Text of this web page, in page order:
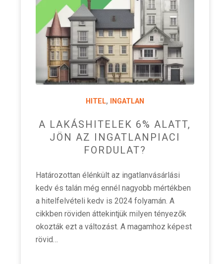
HITEL, INGATLAN
A LAKÁSHITELEK 6% ALATT,
JÖN AZ INGATLANPIACI
FORDULAT?
Határozottan élénkült az ingatlanvásárlási
kedv és talán még ennél nagyobb mértékben
a hitelfelvételi kedv is 2024 folyamán. A
cikkben röviden áttekintjük milyen tényezők
okozták ezt a változást. A magamhoz képest
rövid…